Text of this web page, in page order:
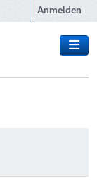
Anmelden